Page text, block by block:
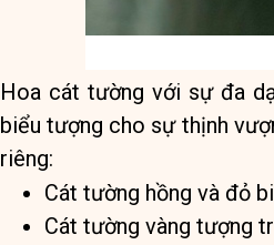
Hoa cát tường với sự đa
biểu tượng cho sự thịnh
riêng:
Cát tường hồng và đỏ
Cát tường vàng tượng